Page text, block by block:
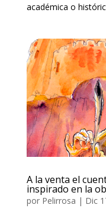
académica o
A la venta el
inspirado en la
por Pelirrosa | Dic